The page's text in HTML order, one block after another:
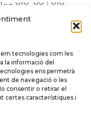
tecnologies com les
la informació del
ens permetrà
de navegació o les
consentir o retirar el
certes característiques i
XIX, XX i XIX
a ©Columna